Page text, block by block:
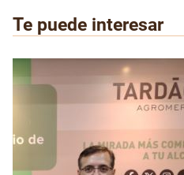
Te puede interesar